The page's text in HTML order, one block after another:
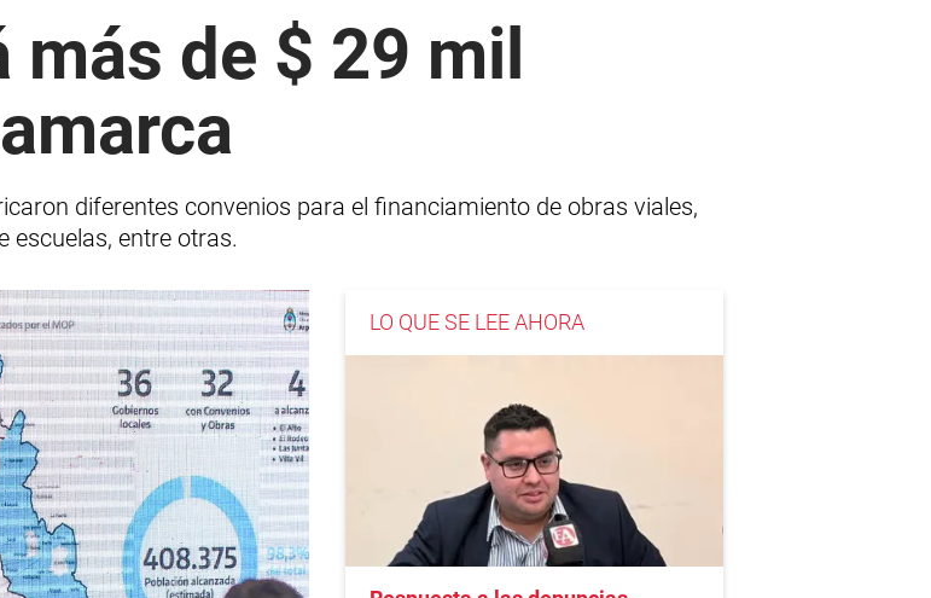
de $ 29 mil
diferentes convenios para el financiamiento de obras viales,
escuelas, entre otras.
LO QUE SE LEE AHORA